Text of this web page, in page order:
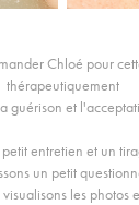
Chloé pour
thérapeutiquement
guérison et
entretien et un
un petit
les photos